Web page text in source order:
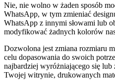
Nie, nie wolno w żaden sposób
WhatsApp, w tym zmieniać
WhatsApp z innymi słowami lub
modyfikować żadnych kolorów
Dozwolona jest zmiana rozmiaru
celu dopasowania do swoich
najbardziej wyróżniającego się
Twojej witrynie, drukowanych